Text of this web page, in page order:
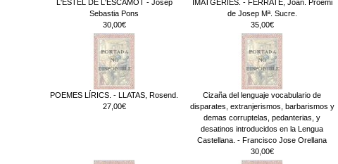
L'ESTEL DE L'ESCAMOT - Josep
Sebastia Pons
30,00€
IMATGERIES. - FERRATÉ, Joan. Proemi
de Josep Mª. Sucre.
35,00€
POEMES LÍRICS. - LLATAS, Rosend.
27,00€
Cizaña del lenguaje vocabulario de
disparates, extranjerismos, barbarismos y
demas corruptelas, pedanterias, y
desatinos introducidos en la Lengua
Castellana. - Francisco Jose Orellana
30,00€